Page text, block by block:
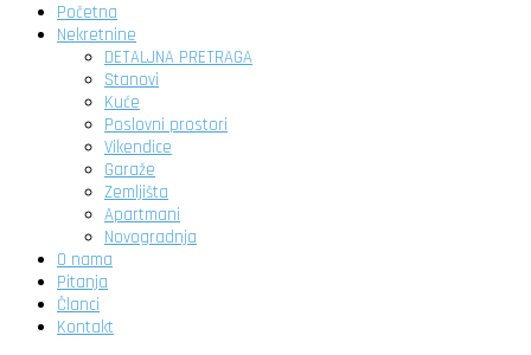
Početna
Nekretnine
DETALJNA PRETRAGA
Stanovi
Kuće
Poslovni prostori
Vikendice
Garaže
Zemljišta
Apartmani
Novogradnja
O nama
Pitanja
Članci
Kontakt